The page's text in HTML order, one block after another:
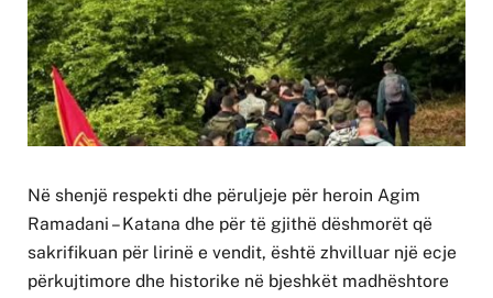
Në shenjë respekti dhe përuljeje për heroin Agim
Ramadani – Katana dhe për të gjithë dëshmorët që
sakrifikuan për lirinë e vendit, është zhvilluar një ecje
përkujtimore dhe historike në bjeshkët madhështore